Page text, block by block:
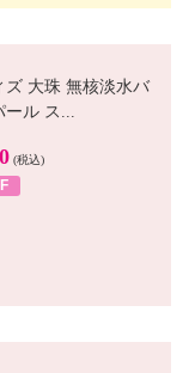
ズ 大珠 無核淡水バ
ール ス...
(税込)